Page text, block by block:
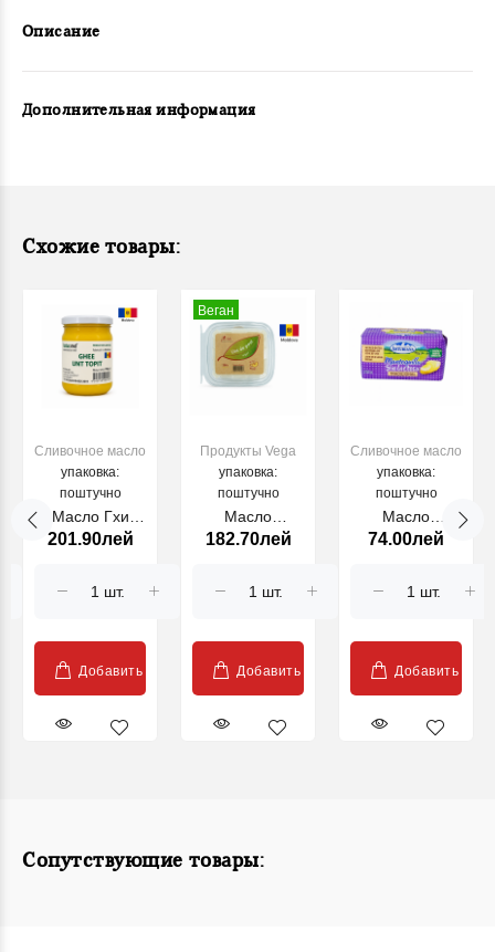
Описание
Дополнительная информация
Схожие товары:
Cливочное масло
упаковка:
поштучно
Масло Гхи
210г
201.90лей
Добавить
Веган
Продукты Vega
упаковка:
поштучно
Масло
(веганское)
182.70лей
Добавить
Cливочное масло
упаковка:
поштучно
Масло
Lactose-Free
250 г
74.00лей
Добавить
Сопутствующие товары: